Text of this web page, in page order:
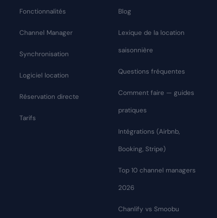
Fonctionnalités
Channel Manager
Synchronisation
Logiciel location
Réservation directe
Tarifs
Blog
Lexique de la location
saisonnière
Questions fréquentes
Comment faire — guides
pratiques
Intégrations (Airbnb,
Booking, Stripe)
Top 10 channel managers
2026
Chanlify vs Smoobu